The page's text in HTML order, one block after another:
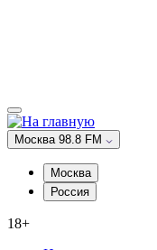
Москва 98.8 FM
Москва
Россия
18+